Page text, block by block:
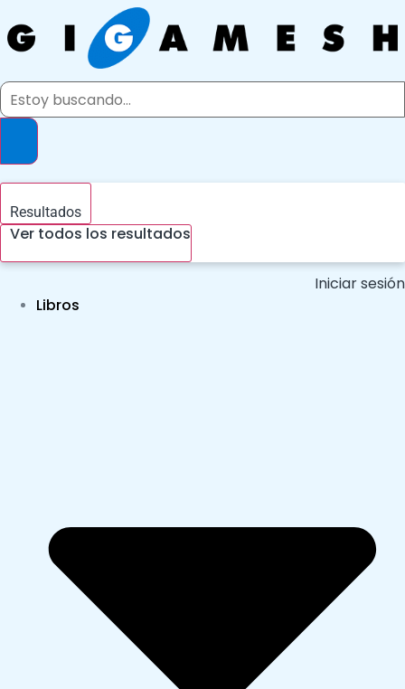
al
contenido
Search
Resultados
Ver todos los resultados
Iniciar sesión
Libros